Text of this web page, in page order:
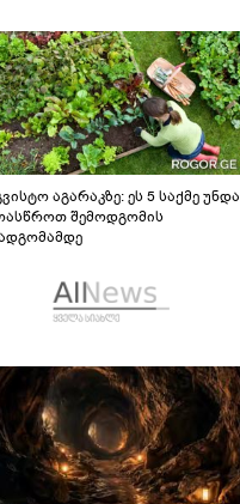
აგარაკზე: ეს 5 საქმე უნდა
შემოდგომის